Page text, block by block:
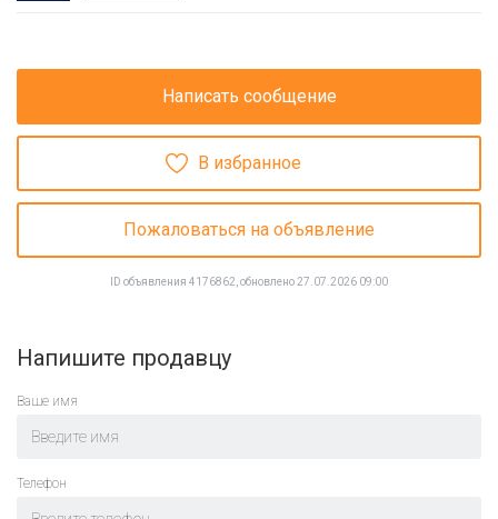
Написать сообщение
В избранное
Пожаловаться на объявление
ID объявления 4176862, обновлено 27.07.2026 09:00
Напишите продавцу
Ваше имя
Телефон